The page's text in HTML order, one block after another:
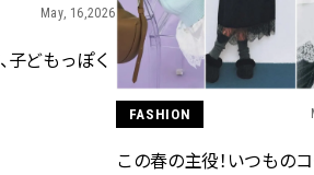
May, 16,2026
子どもっぽく
FASHION
この春の主役！いつもの